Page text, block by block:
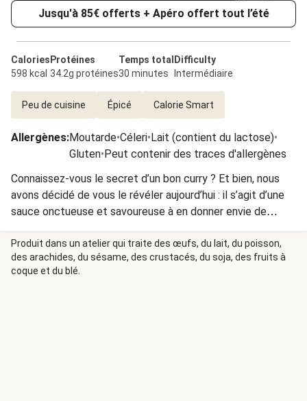
Jusqu'à 85€ offerts + Apéro offert tout l’été
Calories
598 kcal
Protéines
34.2g protéines
Temps total
30 minutes
Difficulty
Intermédiaire
Peu de cuisine Épicé Calorie Smart
Allergènes:Moutarde•Céleri•Lait (contient du lactose)•
Gluten•Peut contenir des traces d'allergènes
Connaissez-vous le secret d’un bon curry ? Et bien, nous
avons décidé de vous le révéler aujourd’hui : il s’agit d’une
sauce onctueuse et savoureuse à en donner envie de
lécher la casserole ! Celle-ci est composée de mangue, de
lait de coco, de gingembre et bien sûr, de curry. Vous nous
en direz des nouvelles !
Produit dans un atelier qui traite des œufs, du lait, du poisson,
des arachides, du sésame, des crustacés, du soja, des fruits à
coque et du blé.